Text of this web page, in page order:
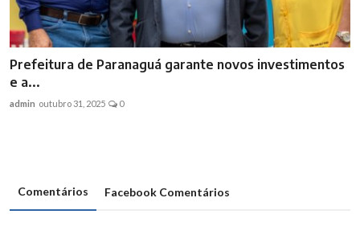
Prefeitura de Paranaguá garante novos investimentos
e a...
admin outubro 31, 2025 0
Comentários Facebook Comentários